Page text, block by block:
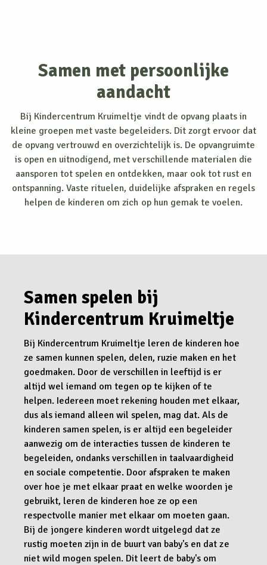
Samen met persoonlijke
aandacht
Bij Kindercentrum Kruimeltje vindt de opvang plaats in
kleine groepen met vaste begeleiders. Dit zorgt ervoor dat
de opvang vertrouwd en overzichtelijk is. De opvangruimte
is open en uitnodigend, met verschillende materialen die
aansporen tot spelen en ontdekken, maar ook tot rust en
ontspanning. Vaste rituelen, duidelijke afspraken en regels
helpen de kinderen om zich op hun gemak te voelen.
Samen spelen bij
Kindercentrum Kruimeltje
Bij Kindercentrum Kruimeltje leren de kinderen hoe
ze samen kunnen spelen, delen, ruzie maken en het
goedmaken. Door de verschillen in leeftijd is er
altijd wel iemand om tegen op te kijken of te
helpen. Iedereen moet rekening houden met elkaar,
dus als iemand alleen wil spelen, mag dat. Als de
kinderen samen spelen, is er altijd een begeleider
aanwezig om de interacties tussen de kinderen te
begeleiden, ondanks verschillen in taalvaardigheid
en sociale competentie. Door afspraken te maken
over hoe je met elkaar praat en welke woorden je
gebruikt, leren de kinderen hoe ze op een
respectvolle manier met elkaar om moeten gaan.
Bij de jongere kinderen wordt uitgelegd dat ze
rustig moeten zijn in de buurt van baby's en dat ze
niet wild mogen spelen. Dit leert de baby's om